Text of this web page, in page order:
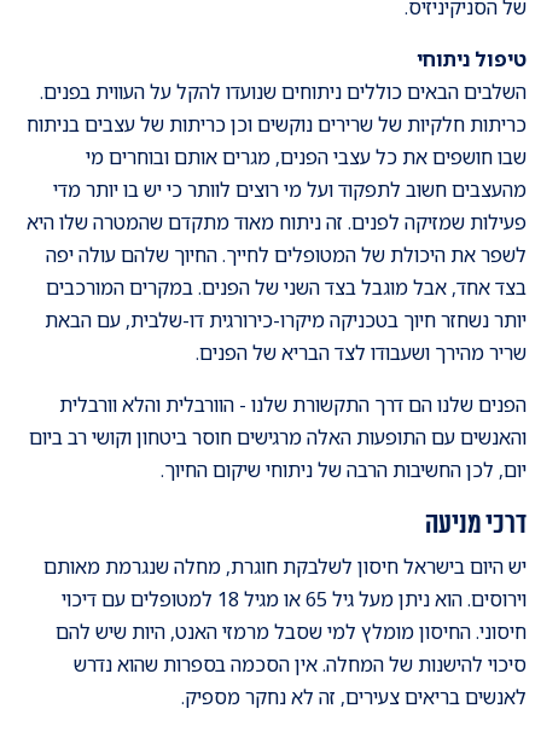
של הסניקיניזיס.
טיפול ניתוחי
השלבים הבאים כוללים ניתוחים שנועדו להקל על העווית בפנים.
כריתות חלקיות של שרירים נוקשים וכן כריתות של עצבים בניתוח
שבו חושפים את כל עצבי הפנים, מגרים אותם ובוחרים מי
מהעצבים חשוב לתפקוד ועל מי רוצים לוותר כי יש בו יותר מדי
פעילות שמזיקה לפנים. זה ניתוח מאוד מתקדם שהמטרה שלו היא
לשפר את היכולת של המטופלים לחייך. החיוך שלהם עולה יפה
בצד אחד, אבל מוגבל בצד השני של הפנים. במקרים המורכבים
יותר נשחזר חיוך בטכניקה מיקרו-כירורגית דו-שלבית, עם הבאת
שריר מהירך ושעבודו לצד הבריא של הפנים.
הפנים שלנו הם דרך התקשורת שלנו - הוורבלית והלא וורבלית
והאנשים עם התופעות האלה מרגישים חוסר ביטחון וקושי רב ביום
יום, לכן החשיבות הרבה של ניתוחי שיקום החיוך.
דרכי מניעה
יש היום בישראל חיסון לשלבקת חוגרת, מחלה שנגרמת מאותם
וירוסים. הוא ניתן מעל גיל 65 או מגיל 18 למטופלים עם דיכוי
חיסוני. החיסון מומלץ למי שסבל מרמזי האנט, היות שיש להם
סיכוי להישנות של המחלה. אין הסכמה בספרות שהוא נדרש
לאנשים בריאים צעירים, זה לא נחקר מספיק.